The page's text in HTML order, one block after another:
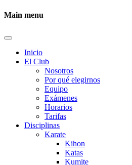
Main menu
Inicio
El Club
Nosotros
Por qué elegirnos
Equipo
Exámenes
Horarios
Tarifas
Disciplinas
Karate
Kihon
Katas
Kumite